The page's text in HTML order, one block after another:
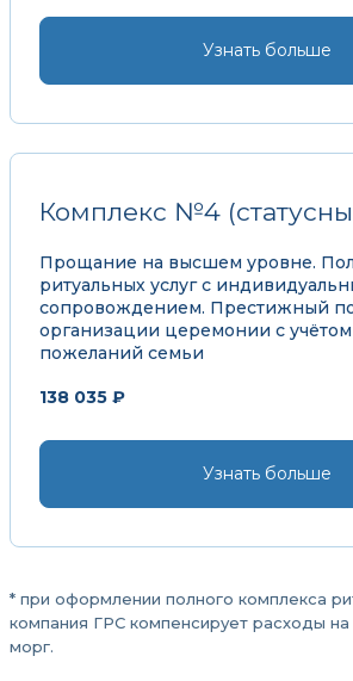
Узнать больше
Комплекс №4
Прощание на высшем уровне.
ритуальных услуг с
сопровождением. Престижный
организации церемонии с учётом
пожеланий семьи
138 035 ₽
Узнать больше
* при оформлении полного комплекса
компания ГРС компенсирует расходы на
морг.